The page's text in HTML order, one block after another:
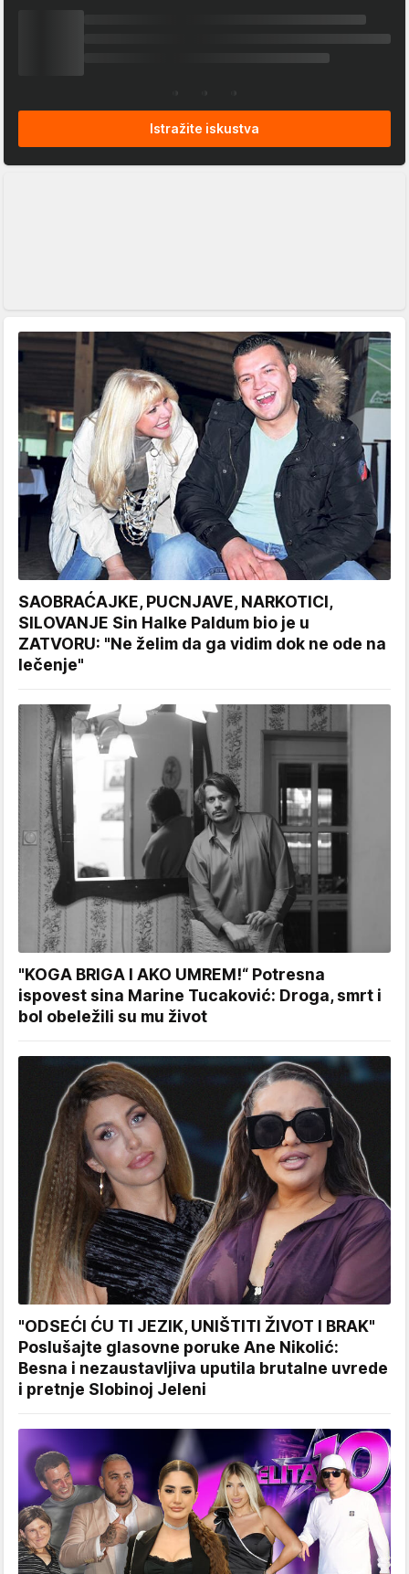
Istražite iskustva
SAOBRAĆAJKE, PUCNJAVE, NARKOTICI,
SILOVANJE Sin Halke Paldum bio je u
ZATVORU: "Ne želim da ga vidim dok ne ode na
lečenje"
"KOGA BRIGA I AKO UMREM!“ Potresna
ispovest sina Marine Tucaković: Droga, smrt i
bol obeležili su mu život
"ODSEĆI ĆU TI JEZIK, UNIŠTITI ŽIVOT I BRAK"
Poslušajte glasovne poruke Ane Nikolić:
Besna i nezaustavljiva uputila brutalne uvrede
i pretnje Slobinoj Jeleni